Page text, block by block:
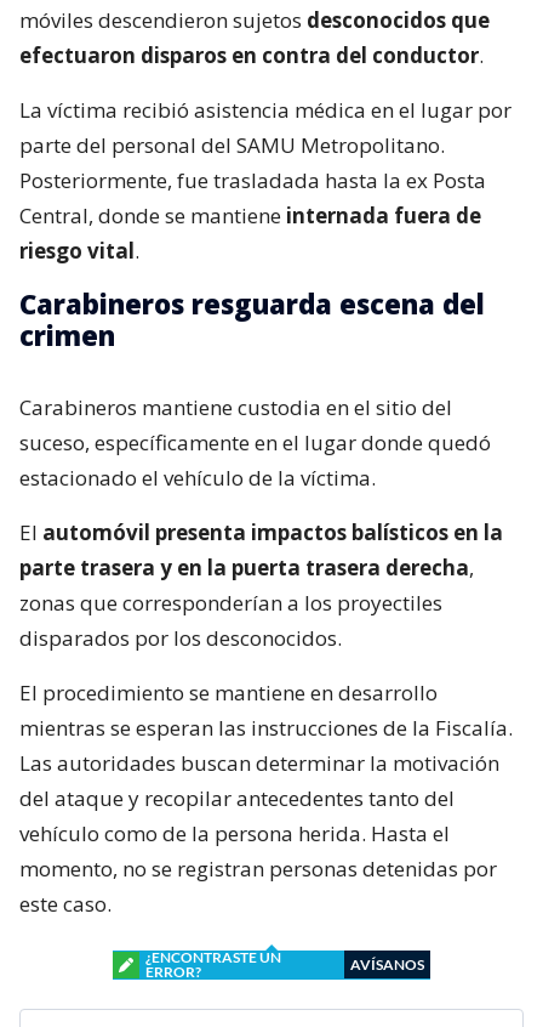
móviles descendieron sujetos desconocidos que
efectuaron disparos en contra del conductor.
La víctima recibió asistencia médica en el lugar por
parte del personal del SAMU Metropolitano.
Posteriormente, fue trasladada hasta la ex Posta
Central, donde se mantiene internada fuera de
riesgo vital.
Carabineros resguarda escena del
crimen
Carabineros mantiene custodia en el sitio del
suceso, específicamente en el lugar donde quedó
estacionado el vehículo de la víctima.
El automóvil presenta impactos balísticos en la
parte trasera y en la puerta trasera derecha,
zonas que corresponderían a los proyectiles
disparados por los desconocidos.
El procedimiento se mantiene en desarrollo
mientras se esperan las instrucciones de la Fiscalía.
Las autoridades buscan determinar la motivación
del ataque y recopilar antecedentes tanto del
vehículo como de la persona herida. Hasta el
momento, no se registran personas detenidas por
este caso.
¿ENCONTRASTE UN
ERROR?
AVÍSANOS